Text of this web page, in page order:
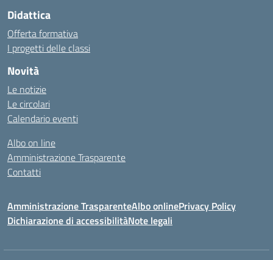
Didattica
Offerta formativa
I progetti delle classi
Novità
Le notizie
Le circolari
Calendario eventi
Albo on line
Amministrazione Trasparente
Contatti
Amministrazione TrasparenteAlbo onlinePrivacy Policy
Dichiarazione di accessibilitàNote legali